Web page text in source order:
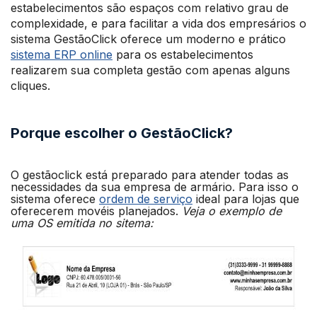
estabelecimentos são espaços com relativo grau de
complexidade, e para facilitar a vida dos empresários o
sistema GestãoClick oferece um moderno e prático
sistema ERP online para os estabelecimentos
realizarem sua completa gestão com apenas alguns
cliques.
Porque escolher o GestãoClick?
O gestãoclick está preparado para atender todas as
necessidades da sua empresa de armário. Para isso o
sistema oferece ordem de serviço ideal para lojas que
oferecerem movéis planejados. Veja o exemplo de
uma OS emitida no sitema: